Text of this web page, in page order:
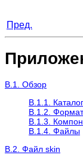
Пред.
B.1. Обзор
B.1.1.
B.1.2.
B.1.3.
B.1.4. Файлы
B.2. Файл skin